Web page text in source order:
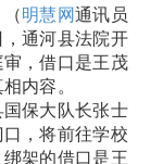
明慧网通讯员
通河县法院开
，借口是王茂
内容。
保大队长张士
，将前往学校
架的借口是王